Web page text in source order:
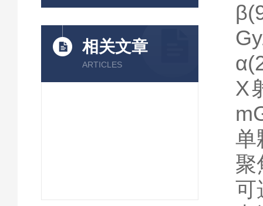
相关文章
ARTICLES
X
单
聚
可